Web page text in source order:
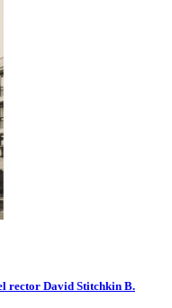
rector David Stitchkin B.